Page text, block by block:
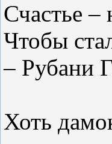
Счастье –
Чтобы
– Рубани
Хоть